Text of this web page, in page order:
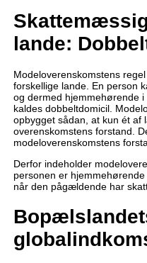
lande:
Modeloverenskomstens
forskellige lande. En person
og dermed hjemmehørende
kaldes dobbeltdomicil.
opbygget sådan, at kun ét
overenskomstens forstand.
modeloverenskomstens
Derfor indeholder
personen er
når den pågældende har